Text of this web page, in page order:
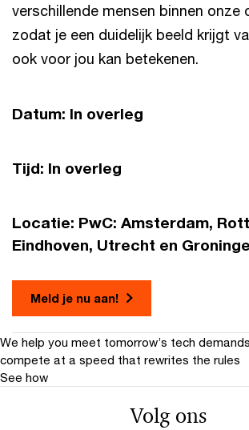
verschillende mensen binnen onze
zodat je een duidelijk beeld krijgt
ook voor jou kan betekenen.
Datum: In overleg
Tijd: In overleg
Locatie: PwC: Amsterdam,
Eindhoven, Utrecht en
Meld je nu aan!
We help you meet tomorrow’s tech demands
compete at a speed that rewrites the rules
See how
Volg ons